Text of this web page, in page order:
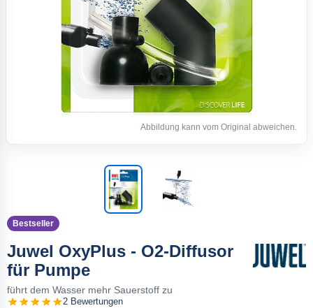
Abbildung kann vom Original abweichen.
Bestseller
Juwel OxyPlus - O2-Diffusor
für Pumpe
führt dem Wasser mehr Sauerstoff zu
2 Bewertungen